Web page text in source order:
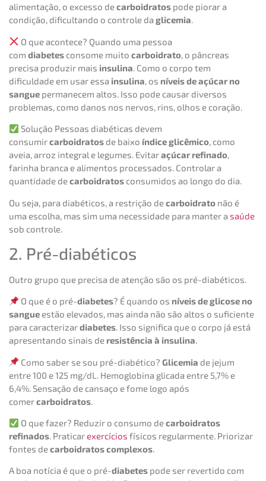
alimentação, o excesso decarboidratos pode piorar a
condição, dificultando o controle da glicemia.
O que acontece? Quando uma pessoa
com diabetes consome muito carboidrato, o pâncreas
precisa produzir mais insulina. Como o corpo tem
dificuldade em usar essa insulina, os níveis de açúcar no
sangue permanecem altos. Isso pode causar diversos
problemas, como danos nos nervos, rins, olhos e coração.
Solução Pessoas diabéticas devem
consumircarboidratos de baixo índice glicêmico, como
aveia, arroz integral e legumes. Evitaraçúcar refinado,
farinha branca e alimentos processados. Controlar a
quantidade decarboidratos consumidos ao longo do dia.
Ou seja, para diabéticos, a restrição decarboidrato não é
uma escolha, mas sim uma necessidade para manter a saúde
sob controle.
2. Pré-diabéticos
Outro grupo que precisa de atenção são os pré-diabéticos.
O que é o pré-diabetes? É quando os níveis de glicose no
sangue estão elevados, mas ainda não são altos o suficiente
para caracterizardiabetes. Isso significa que o corpo já está
apresentando sinais de resistência à insulina.
Como saber se sou pré-diabético?Glicemia de jejum
entre 100 e 125 mg/dL. Hemoglobina glicada entre 5,7% e
6,4%. Sensação de cansaço e fome logo após
comercarboidratos.
O que fazer? Reduzir o consumo decarboidratos
refinados. Praticarexercícios físicos regularmente. Priorizar
fontes decarboidratos complexos.
A boa notícia é que o pré-diabetes pode ser revertido com